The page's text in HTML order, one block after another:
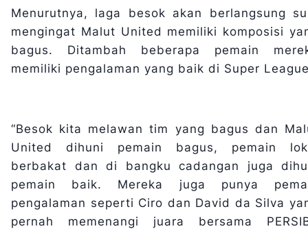
Menurutnya, laga besok akan berlangsung
mengingat Malut United memiliki komposisi
bagus. Ditambah beberapa pemain
memiliki pengalaman yang baik di Super
“Besok kita melawan tim yang bagus dan
United dihuni pemain bagus, pemain
berbakat dan di bangku cadangan juga
pemain baik. Mereka juga punya
pengalaman seperti Ciro dan David da Silva
pernah memenangi juara bersama